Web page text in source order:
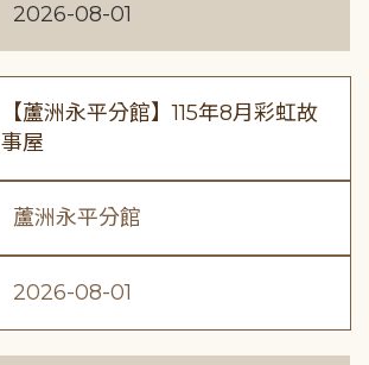
2026-08-01
【蘆洲永平分館】115年8月彩虹故
事屋
蘆洲永平分館
2026-08-01